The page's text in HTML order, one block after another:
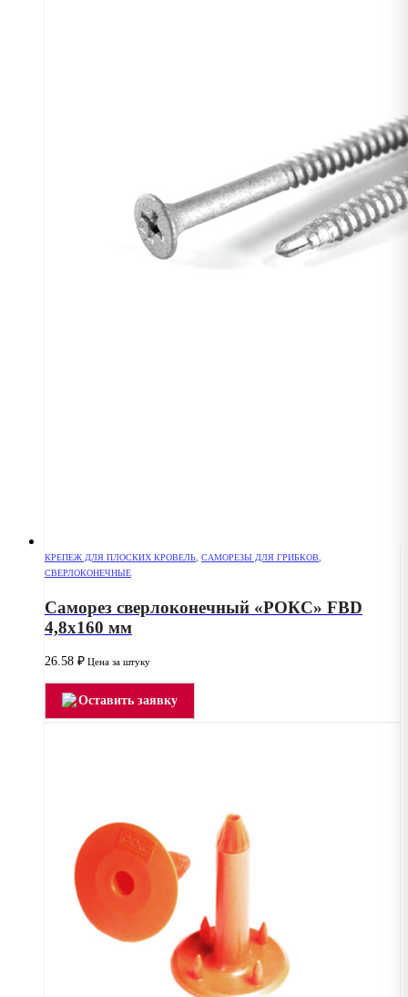
КРЕПЕЖ ДЛЯ ПЛОСКИХ КРОВЕЛЬ САМОРЕЗЫ ДЛЯ ГРИБКОВ
СВЕРЛОКОНЕЧНЫЕ
Саморез сверлоконечный «РОКС» FBD
4,8х160 мм
26.58 ₽ Цена за штуку
Оставить заявку